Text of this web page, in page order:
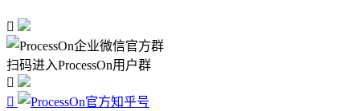

扫码进入ProcessOn用户群

